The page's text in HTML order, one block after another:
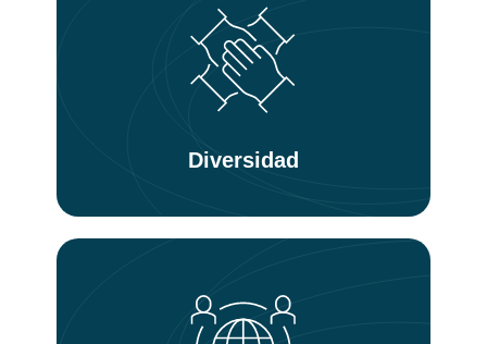
Diversidad